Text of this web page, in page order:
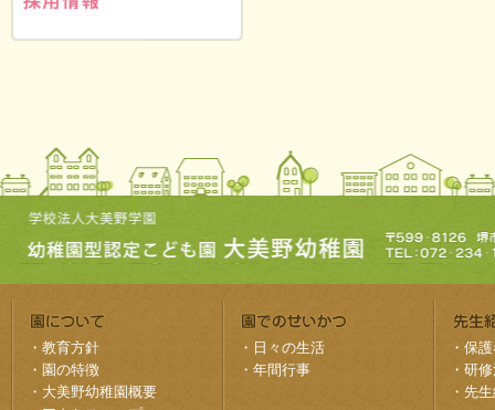
・ 教育方針
・ 園の特徴
・ 大美野幼稚園概要
・ 日々の生活
・ 年間行事
・ 保
・ 研
・ 先